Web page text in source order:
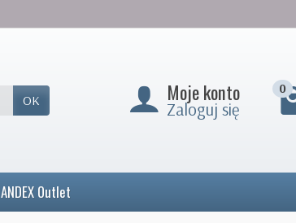
OK Moje konto
Zaloguj się
0
ANDEX Outlet